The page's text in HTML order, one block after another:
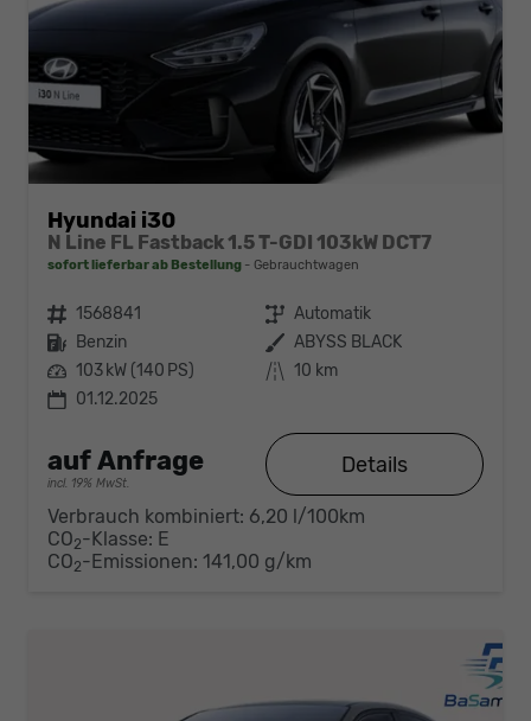
Hyundai i30
N Line FL Fastback 1.5 T-GDI 103kW DCT7
sofort lieferbar ab Bestellung Gebrauchtwagen
Fahrzeugnr. 1568841 Getriebe Automatik
Kraftstoff Benzin Außenfarbe ABYSS BLACK
Leistung 103 kW (140 PS) Kilometerstand 10 km
01.12.2025
auf Anfrage
incl. 19% MwSt.
Details
Verbrauch kombiniert: 6,20 l/100km
CO2-Klasse: E
CO2-Emissionen: 141,00 g/km